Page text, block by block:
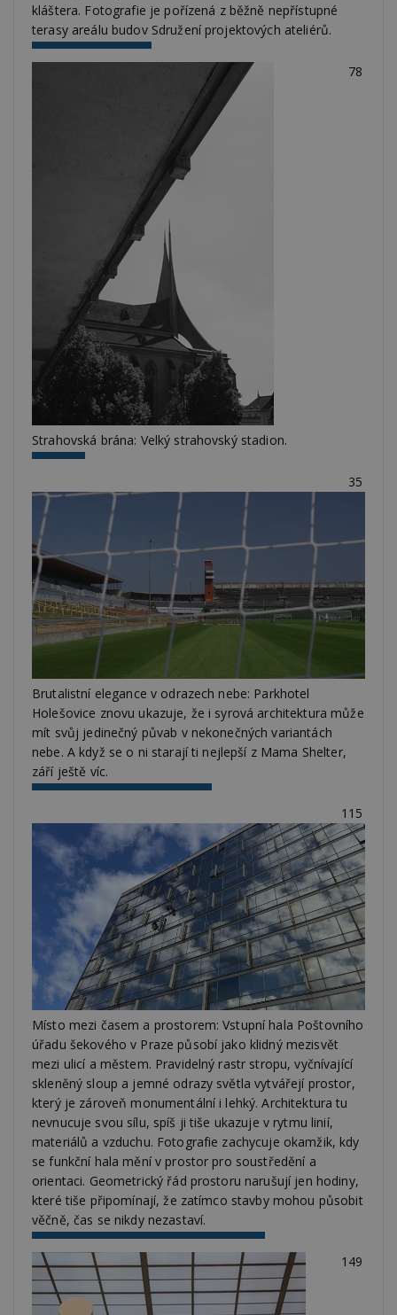
kláštera. Fotografie je pořízená z běžně nepřístupné
terasy areálu budov Sdružení projektových ateliérů.
78
Strahovská brána: Velký strahovský stadion.
35
Brutalistní elegance v odrazech nebe: Parkhotel
Holešovice znovu ukazuje, že i syrová architektura může
mít svůj jedinečný půvab v nekonečných variantách
nebe. A když se o ni starají ti nejlepší z Mama Shelter,
září ještě víc.
115
Místo mezi časem a prostorem: Vstupní hala Poštovního
úřadu šekového v Praze působí jako klidný mezisvět
mezi ulicí a městem. Pravidelný rastr stropu, vyčnívající
skleněný sloup a jemné odrazy světla vytvářejí prostor,
který je zároveň monumentální i lehký. Architektura tu
nevnucuje svou sílu, spíš ji tiše ukazuje v rytmu linií,
materiálů a vzduchu. Fotografie zachycuje okamžik, kdy
se funkční hala mění v prostor pro soustředění a
orientaci. Geometrický řád prostoru narušují jen hodiny,
které tiše připomínají, že zatímco stavby mohou působit
věčně, čas se nikdy nezastaví.
149